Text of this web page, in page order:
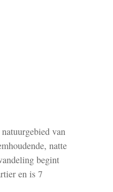
van
natte
begint
en is 7